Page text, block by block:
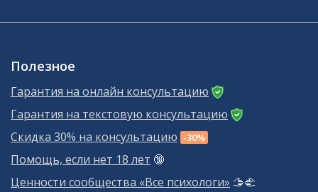
Полезное
Гарантия на онлайн консультацию
Гарантия на текстовую консультацию
Скидка 30% на консультацию -30%
Помощь, если нет 18 лет 🔞
Ценности сообщества «Все психологи» 🫱‍🫲